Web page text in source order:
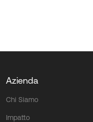
Azienda
Chi Siamo
Impatto